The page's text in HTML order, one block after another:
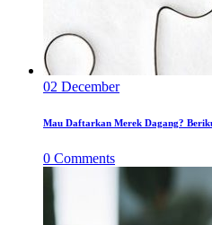
02 December
Mau Daftarkan Merek Dagang?
0 Comments